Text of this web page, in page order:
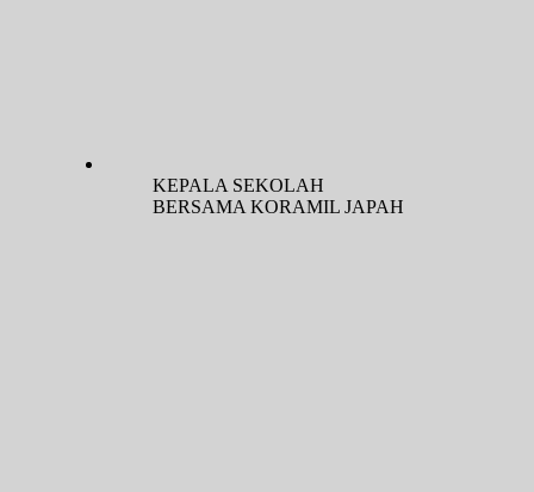
KEPALA SEKOLAH
BERSAMA KORAMIL JAPAH